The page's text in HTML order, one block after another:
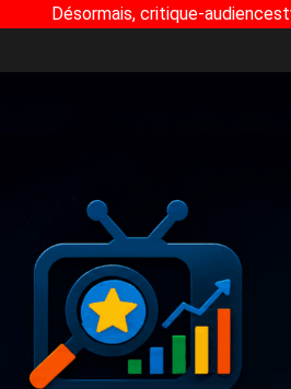
Désormais, critique-